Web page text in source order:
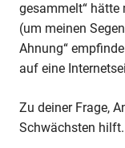
gesammelt“
(um meinen
Ahnung“
auf eine
Zu deiner Frage,
Schwächsten hilft.